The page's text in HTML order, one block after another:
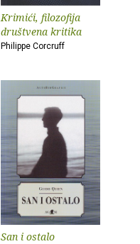
Krimići, filozofija
društvena kritika
Philippe Corcruff
San i ostalo